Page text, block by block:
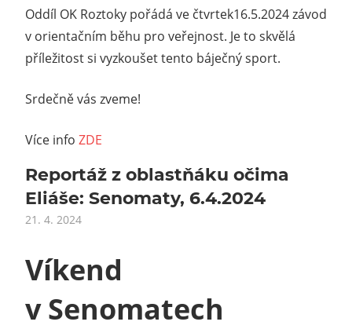
Oddíl OK Roztoky pořádá ve čtvrtek16.5.2024 závod
v orientačním běhu pro veřejnost. Je to skvělá
příležitost si vyzkoušet tento báječný sport.
Srdečně vás zveme!
Více info ZDE
Reportáž z oblastňáku očima
Eliáše: Senomaty, 6.4.2024
21. 4. 2024
Víkend
v Senomatech